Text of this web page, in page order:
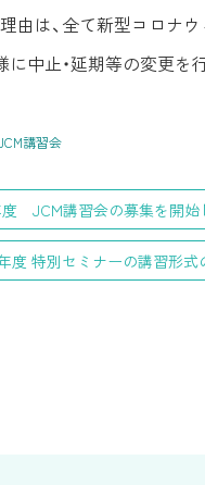
由は、全て新型コロナ
に中止・延期等の変更を
講習会
度 JCM講習会の募集を開
度 特別セミナーの講習形式